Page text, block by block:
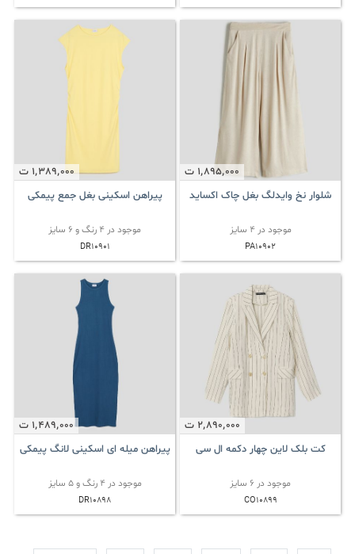
1٬895٬000 ت
شلوار نخ وایدلگ بغل چاک اکساید
موجود در 4 سایز
PA10902
1٬389٬000 ت
پیراهن اسکینی بغل جمع پیمکی
موجود در 4 رنگ و 6 سایز
DR10901
2٬890٬000 ت
کت بلک لاین چهار دکمه ال سی
موجود در 6 سایز
CO10899
1٬489٬000 ت
پیراهن میله ای اسکینی لانگ پیمکی
موجود در 4 رنگ و 5 سایز
DR10898